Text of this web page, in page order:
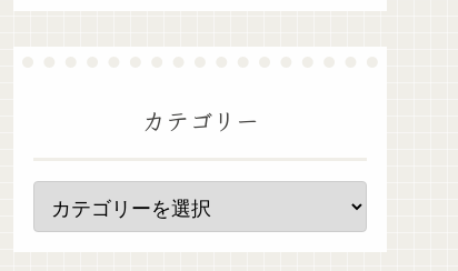
カテゴリー